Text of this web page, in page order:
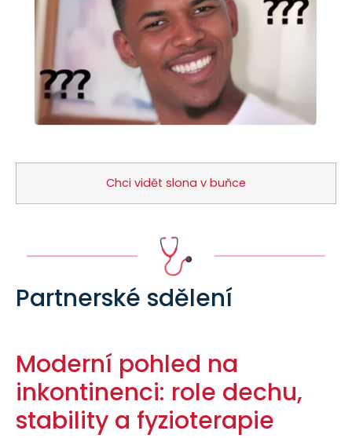
Chci vidět slona v buňce
Partnerské sdělení
Moderní pohled na
inkontinenci: role dechu,
stability a fyzioterapie